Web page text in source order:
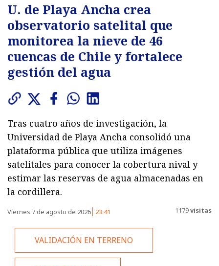
U. de Playa Ancha crea
observatorio satelital que
monitorea la nieve de 46
cuencas de Chile y fortalece
gestión del agua
Tras cuatro años de investigación, la
Universidad de Playa Ancha consolidó una
plataforma pública que utiliza imágenes
satelitales para conocer la cobertura nival y
estimar las reservas de agua almacenadas en
la cordillera.
Viernes 7 de agosto de 2026 23:41 1179visitas
VALIDACIÓN EN TERRENO